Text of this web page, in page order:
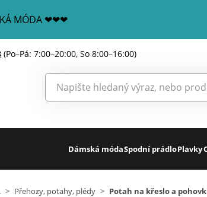
MÓDA ❤❤❤
(Po–Pá: 7:00–20:00, So 8:00–16:00)
Dámská módaSpodní prádloPlavky
> Přehozy, potahy, plédy > Potah na křeslo a